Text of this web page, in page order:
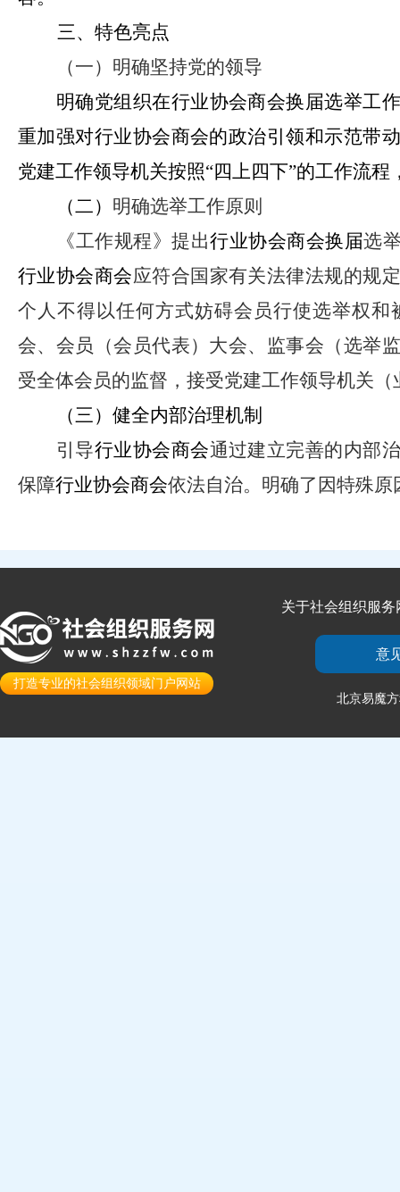
三、特色亮点
（一）明确坚持党的领导
明确党组织在行业协会商会换届选举工
重加强对行业协会商会的政治引领和示范带
党建工作领导机关按照“四上四下”的工作流
（二） 明确选举工作原则
《工作规程》提出行业协会商会换届选
行业协会商会应符合国家有关法律法规的规
个人不得以任何方式妨碍会员行使选举权
会、会员（会员代表）大会、监事会（选举
受全体会员的监督，接受党建工作领导机关
（三）健全内部治理机制
引导行业协会商会通过建立完善的内部
保障行业协会商会依法自治。明确了因特殊
打造专业的社会组织领域门户网站
关于社会组织服务
意
北京易魔